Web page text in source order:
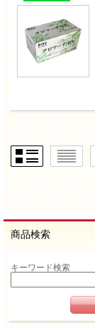
商品検索
キーワード検索